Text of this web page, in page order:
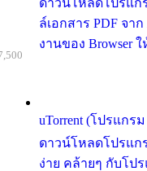
ดาวน์โหลดโปรแกร
ล์เอกสาร PDF จา
งานของ Browser
uTorrent (โปรแกร
ดาวน์โหลดโปรแก
ง่าย คล้ายๆ กับโป